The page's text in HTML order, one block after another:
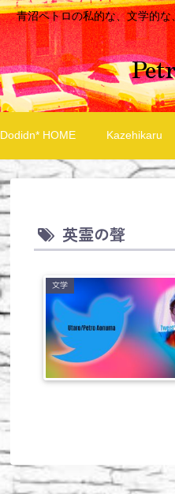
青沼ペトロの私的な、文学的
Dodidn* HOME Kazehikaru
英霊の聲
文学